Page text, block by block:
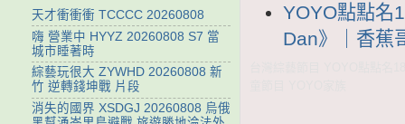
YOYO點點名
Dan》｜香蕉
天才衝衝衝 TCCCC 20260808
嗨 營業中 HYYZ 20260808 S7 當
城市睡著時
綜藝玩很大 ZYWHD 20260808 新
竹 逆轉錢坤戰 片段
消失的國界 XSDGJ 20260808 烏俄